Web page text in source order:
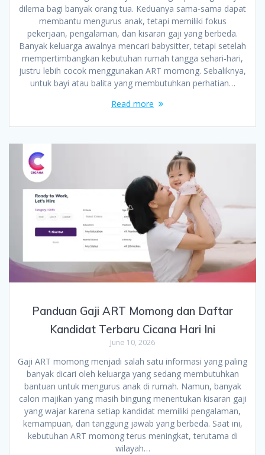
dilema bagi banyak orang tua. Keduanya sama-sama dapat
membantu mengurus anak, tetapi memiliki fokus
pekerjaan, pengalaman, dan kisaran gaji yang berbeda.
Banyak keluarga awalnya mencari babysitter, tetapi setelah
mempertimbangkan kebutuhan rumah tangga sehari-hari,
justru lebih cocok menggunakan ART momong. Sebaliknya,
untuk bayi atau balita yang membutuhkan perhatian…
Read more
Panduan Gaji ART Momong dan Daftar
Kandidat Terbaru Cicana Hari Ini
June 10, 2026
Gaji ART momong menjadi salah satu informasi yang paling
banyak dicari oleh keluarga yang sedang membutuhkan
bantuan untuk mengurus anak di rumah. Namun, banyak
calon majikan yang masih bingung menentukan kisaran gaji
yang wajar karena setiap kandidat memiliki pengalaman,
kemampuan, dan tanggung jawab yang berbeda. Saat ini,
kebutuhan ART momong terus meningkat, terutama di
wilayah…